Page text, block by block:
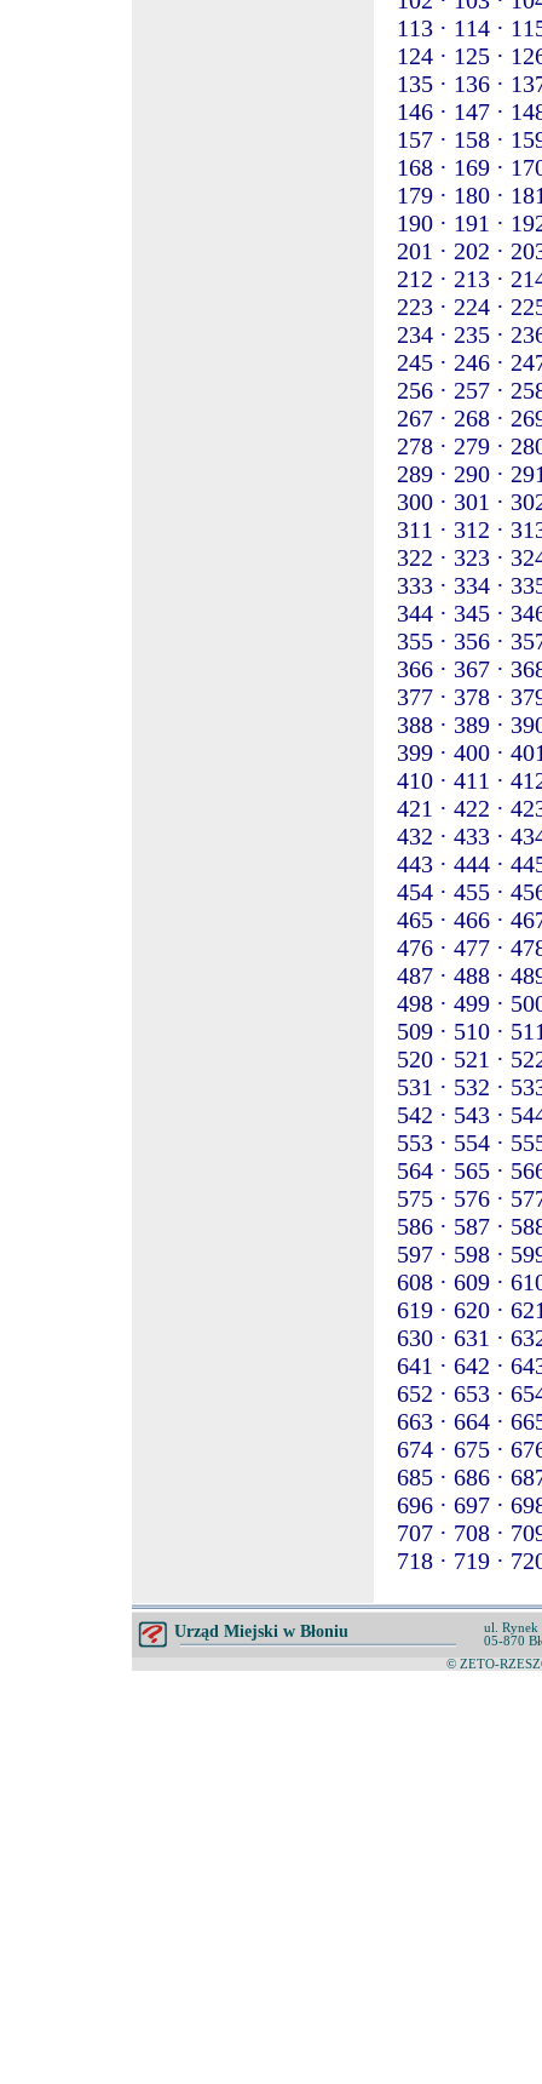
113 · 114 ·
124 · 125 ·
135 · 136 ·
146 · 147 ·
157 · 158 ·
168 · 169 ·
179 · 180 ·
190 · 191 ·
201 · 202 ·
212 · 213 ·
223 · 224 ·
234 · 235 ·
245 · 246 ·
256 · 257 ·
267 · 268 ·
278 · 279 ·
289 · 290 ·
300 · 301 ·
311 · 312 ·
322 · 323 ·
333 · 334 ·
344 · 345 ·
355 · 356 ·
366 · 367 ·
377 · 378 ·
388 · 389 ·
399 · 400 ·
410 · 411 ·
421 · 422 ·
432 · 433 ·
443 · 444 ·
454 · 455 ·
465 · 466 ·
476 · 477 ·
487 · 488 ·
498 · 499 ·
509 · 510 ·
520 · 521 ·
531 · 532 ·
542 · 543 ·
553 · 554 ·
564 · 565 ·
575 · 576 ·
586 · 587 ·
597 · 598 ·
608 · 609 ·
619 · 620 ·
630 · 631 ·
641 · 642 ·
652 · 653 ·
663 · 664 ·
674 · 675 ·
685 · 686 ·
696 · 697 ·
707 · 708 ·
718 · 719 ·
Urząd Miejski w Błoniu
ul. Rynek
05-870
© ZETO-